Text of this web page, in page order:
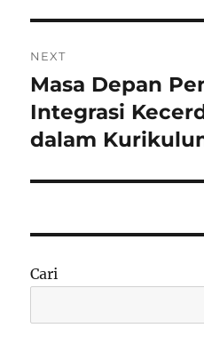
NEXT
Next
post:
Masa Depan
Integrasi
dalam
Cari